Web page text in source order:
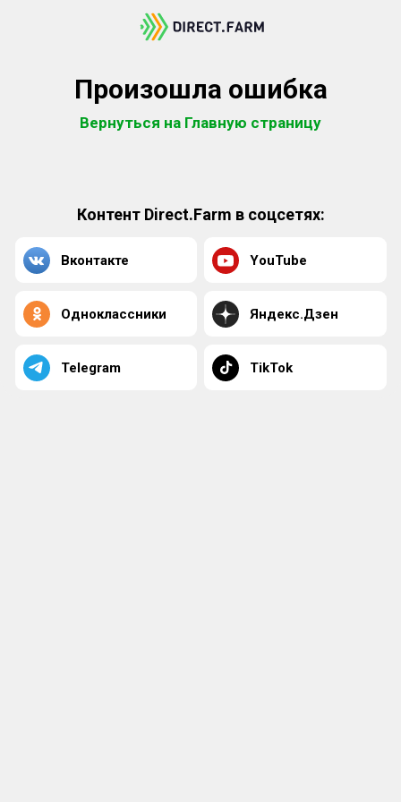
Произошла ошибка
Вернуться на Главную страницу
Контент Direct.Farm в соцсетях:
Вконтакте YouTube
Одноклассники Яндекс.Дзен
Telegram TikTok